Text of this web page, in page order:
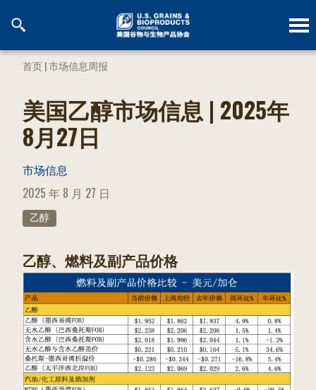
首页|市场信息周报
美国乙醇市场信息 | 2025年
8月27日
市场信息
POSTED
2025 年 8 月 27 日
乙醇
乙醇、燃料及副产品价格